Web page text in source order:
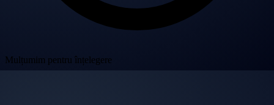
Mulțumim pentru înțelegere